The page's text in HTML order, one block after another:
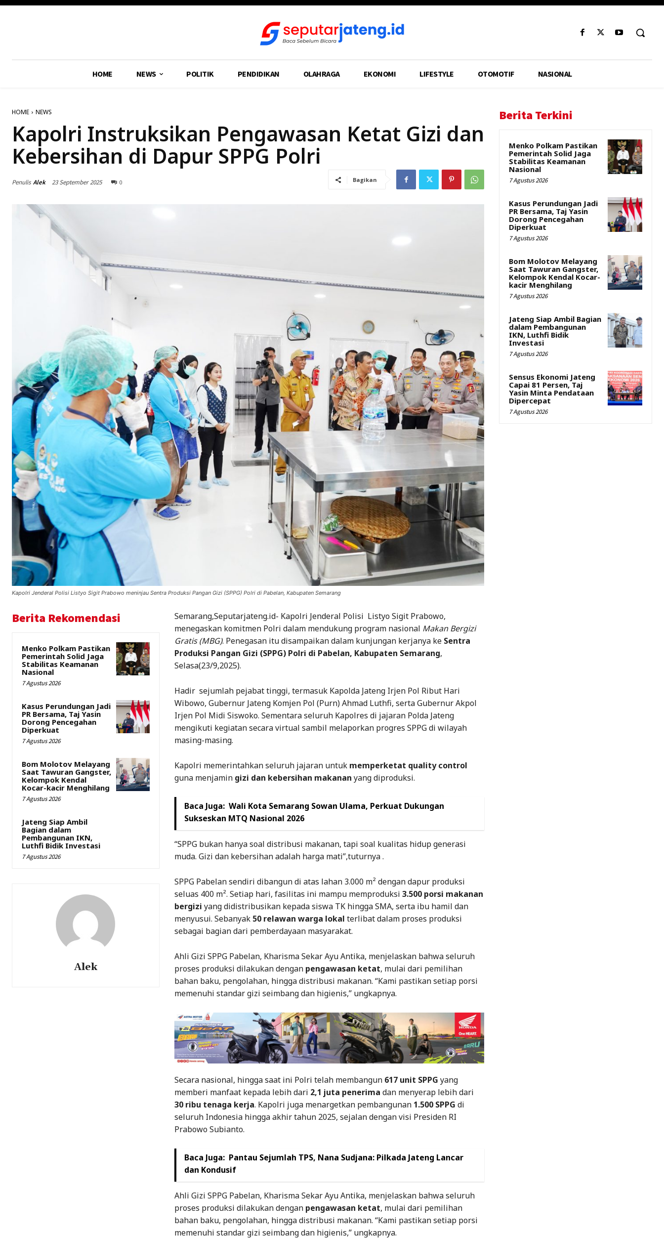
HOME NEWS POLITIK PENDIDIKAN OLAHRAGA EKONOMI LIFESTYLE OTOMOTIF NASIONAL
HOME NEWS
Kapolri Instruksikan Pengawasan Ketat Gizi dan
Kebersihan di Dapur SPPG Polri
Penulis Alek 23 September 2025 0 Bagikan
Kapolri Jenderal Polisi Listyo Sigit Prabowo meninjau Sentra Produksi Pangan Gizi (SPPG) Polri di Pabelan, Kabupaten Semarang
Berita Rekomendasi
Menko Polkam Pastikan
Pemerintah Solid Jaga
Stabilitas Keamanan
Nasional
7 Agustus 2026
Kasus Perundungan Jadi
PR Bersama, Taj Yasin
Dorong Pencegahan
Diperkuat
7 Agustus 2026
Bom Molotov Melayang
Saat Tawuran Gangster,
Kelompok Kendal
Kocar-kacir Menghilang
7 Agustus 2026
Jateng Siap Ambil
Bagian dalam
Pembangunan IKN,
Luthfi Bidik Investasi
7 Agustus 2026
Alek
Semarang,Seputarjateng.id- Kapolri Jenderal Polisi Listyo Sigit Prabowo,
menegaskan komitmen Polri dalam mendukung program nasional Makan Bergizi
Gratis (MBG). Penegasan itu disampaikan dalam kunjungan kerjanya ke Sentra
Produksi Pangan Gizi (SPPG) Polri di Pabelan, Kabupaten Semarang,
Selasa(23/9,2025).
Hadir sejumlah pejabat tinggi, termasuk Kapolda Jateng Irjen Pol Ribut Hari
Wibowo, Gubernur Jateng Komjen Pol (Purn) Ahmad Luthfi, serta Gubernur Akpol
Irjen Pol Midi Siswoko. Sementara seluruh Kapolres di jajaran Polda Jateng
mengikuti kegiatan secara virtual sambil melaporkan progres SPPG di wilayah
masing-masing.
Kapolri memerintahkan seluruh jajaran untuk memperketat quality control
guna menjamin gizi dan kebersihan makanan yang diproduksi.
Baca Juga: Wali Kota Semarang Sowan Ulama, Perkuat Dukungan
Sukseskan MTQ Nasional 2026
“SPPG bukan hanya soal distribusi makanan, tapi soal kualitas hidup generasi
muda. Gizi dan kebersihan adalah harga mati”,tuturnya .
SPPG Pabelan sendiri dibangun di atas lahan 3.000 m² dengan dapur produksi
seluas 400 m². Setiap hari, fasilitas ini mampu memproduksi 3.500 porsi makanan
bergizi yang didistribusikan kepada siswa TK hingga SMA, serta ibu hamil dan
menyusui. Sebanyak 50 relawan warga lokal terlibat dalam proses produksi
sebagai bagian dari pemberdayaan masyarakat.
Ahli Gizi SPPG Pabelan, Kharisma Sekar Ayu Antika, menjelaskan bahwa seluruh
proses produksi dilakukan dengan pengawasan ketat, mulai dari pemilihan
bahan baku, pengolahan, hingga distribusi makanan. “Kami pastikan setiap porsi
memenuhi standar gizi seimbang dan higienis,” ungkapnya.
Secara nasional, hingga saat ini Polri telah membangun 617 unit SPPG yang
memberi manfaat kepada lebih dari 2,1 juta penerima dan menyerap lebih dari
30 ribu tenaga kerja. Kapolri juga menargetkan pembangunan 1.500 SPPG di
seluruh Indonesia hingga akhir tahun 2025, sejalan dengan visi Presiden RI
Prabowo Subianto.
Baca Juga: Pantau Sejumlah TPS, Nana Sudjana: Pilkada Jateng Lancar
dan Kondusif
Ahli Gizi SPPG Pabelan, Kharisma Sekar Ayu Antika, menjelaskan bahwa seluruh
proses produksi dilakukan dengan pengawasan ketat, mulai dari pemilihan
bahan baku, pengolahan, hingga distribusi makanan. “Kami pastikan setiap porsi
memenuhi standar gizi seimbang dan higienis,” ungkapnya.
Berita Terkini
Menko Polkam Pastikan
Pemerintah Solid Jaga
Stabilitas Keamanan
Nasional
7 Agustus 2026
Kasus Perundungan Jadi
PR Bersama, Taj Yasin
Dorong Pencegahan
Diperkuat
7 Agustus 2026
Bom Molotov Melayang
Saat Tawuran Gangster,
Kelompok Kendal Kocar-
kacir Menghilang
7 Agustus 2026
Jateng Siap Ambil Bagian
dalam Pembangunan
IKN, Luthfi Bidik
Investasi
7 Agustus 2026
Sensus Ekonomi Jateng
Capai 81 Persen, Taj
Yasin Minta Pendataan
Dipercepat
7 Agustus 2026